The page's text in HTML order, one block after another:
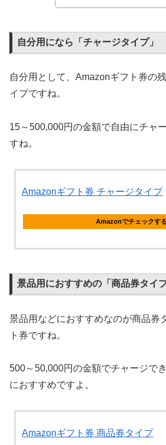
自分用になら「チャージタイプ」
自分用として、Amazonギフト券の
イプですね。
15～500,000円の金額で自由にチャ
すね。
Amazonギフト券 チャージタイプ
Amazonでチェックする
景品用におすすめの「商品券タイプ
景品用などにおすすめなのが商品券
ト券ですね。
500～50,000円の金額でチャージで
におすすめですよ。
Amazonギフト券 商品券タイプ